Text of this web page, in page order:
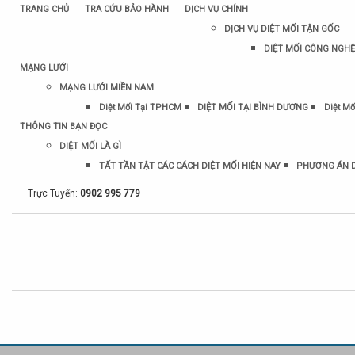
TRANG CHỦ TRA CỨU BẢO HÀNH
DỊCH VỤ CHÍNH
DỊCH VỤ DIỆT MỐI TẬN GỐC
DIỆT MỐI CÔNG
MẠNG LƯỚI
MẠNG LƯỚI MIỀN NAM
Diệt Mối Tại TPHCM
DIỆT MỐI TẠI BÌNH DƯƠNG
Diệt
THÔNG TIN BẠN ĐỌC
DIỆT MỐI LÀ GÌ
TẤT TẦN TẬT CÁC CÁCH DIỆT MỐI HIỆN NAY
PHƯƠNG ÁN
Trực Tuyến: 0902 995 779